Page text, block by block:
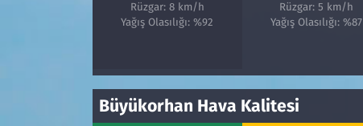
Rüzgar: 8 km/h
Yağış Olasılığı: %92
Rüzgar: 5 km/h
Yağış Olasılığı: %87
Büyükorhan Hava Kalitesi